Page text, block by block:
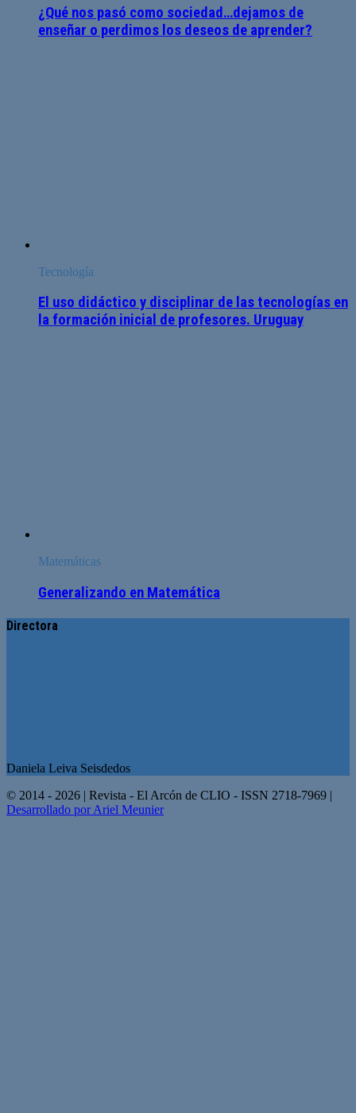
¿Qué nos pasó como sociedad…dejamos de
enseñar o perdimos los deseos de aprender?
Tecnología
El uso didáctico y disciplinar de las tecnologías en
la formación inicial de profesores. Uruguay
Matemáticas
Generalizando en Matemática
Directora
Daniela Leiva Seisdedos
© 2014 - 2026 | Revista - El Arcón de CLIO - ISSN 2718-7969 |
Desarrollado por Ariel Meunier